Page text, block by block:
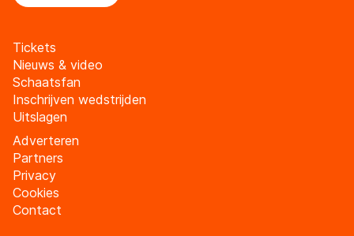
Tickets
Nieuws & video
Schaatsfan
Inschrijven wedstrijden
Uitslagen
Adverteren
Partners
Privacy
Cookies
Contact